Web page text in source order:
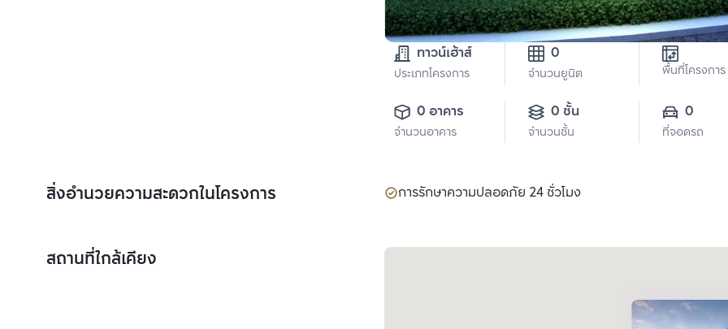
ทาวน์เฮ้าส์
ประเภทโครงการ
0
จำนวนยูนิต พื้นที่โครงการ
0 อาคาร
จำนวนอาคาร
0 ชั้น
จำนวนชั้น
0
ที่จอดรถ
สิ่งอำนวยความสะดวกในโครงการ การรักษาความปลอดภัย 24 ชั่วโมง
สถานที่ใกล้เคียง